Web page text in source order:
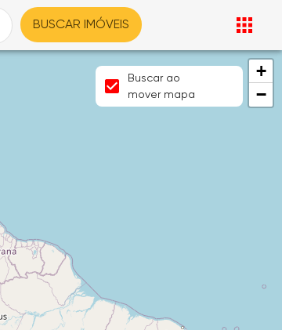
BUSCAR IMÓVEIS
+
−
Buscar ao
mover mapa